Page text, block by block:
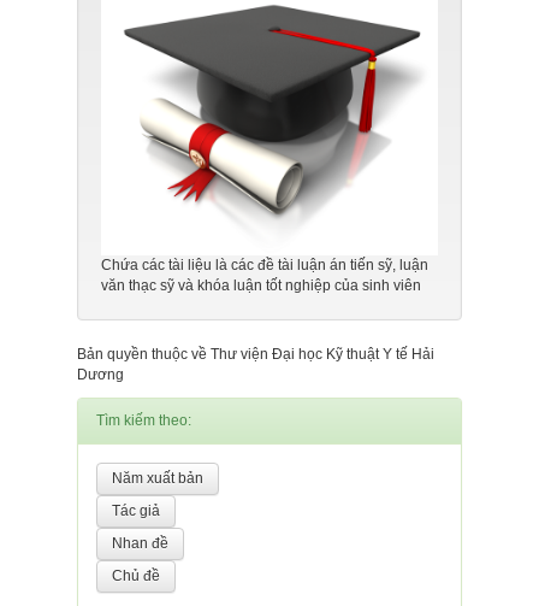
Chứa các tài liệu là các đề tài luận án tiến sỹ, luận
văn thạc sỹ và khóa luận tốt nghiệp của sinh viên
Bản quyền thuộc về Thư viện Đại học Kỹ thuật Y tế Hải
Dương
Tìm kiếm theo: